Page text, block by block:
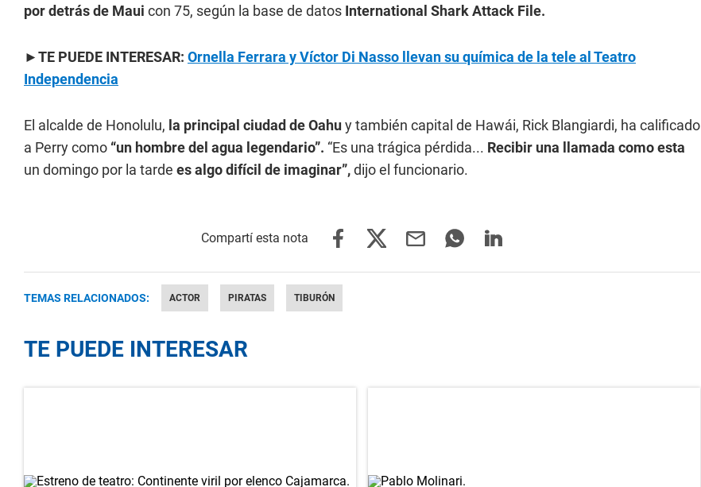
por detrás de Maui con 75, según la base de datos International Shark Attack File.
►TE PUEDE INTERESAR: Ornella Ferrara y Víctor Di Nasso llevan su química de la tele al Teatro
Independencia
El alcalde de Honolulu, la principal ciudad de Oahuy también capital de Hawái, Rick Blangiardi, ha calificado
a Perry como “un hombre del agua legendario”. “Es una trágica pérdida... Recibir una llamada como esta
un domingo por la tarde es algo difícil de imaginar”,dijo el funcionario.
TEMAS RELACIONADOS: ACTOR PIRATAS TIBURÓN
TE PUEDE INTERESAR